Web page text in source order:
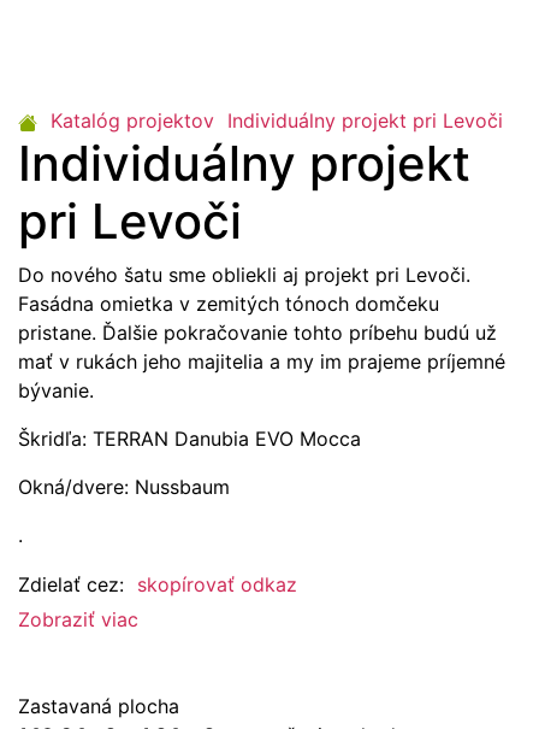
Katalóg projektov Individuálny projekt pri Levoči
Individuálny projekt
pri Levoči
Do nového šatu sme obliekli aj projekt pri Levoči.
Fasádna omietka v zemitých tónoch domčeku
pristane. Ďalšie pokračovanie tohto príbehu budú už
mať v rukách jeho majitelia a my im prajeme príjemné
bývanie.
Škridľa: TERRAN Danubia EVO Mocca
Okná/dvere: Nussbaum
.
Zdielať cez: skopírovať odkaz
Zobraziť viac
Zastavaná plocha